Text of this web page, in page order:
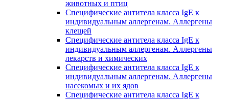
животных и птиц
Специфические антитела класса IgE к
индивидуальным аллергенам. Аллергены
клещей
Специфические антитела класса IgE к
индивидуальным аллергенам. Аллергены
лекарств и химических
Специфические антитела класса IgE к
индивидуальным аллергенам. Аллергены
насекомых и их ядов
Специфические антитела класса IgE к